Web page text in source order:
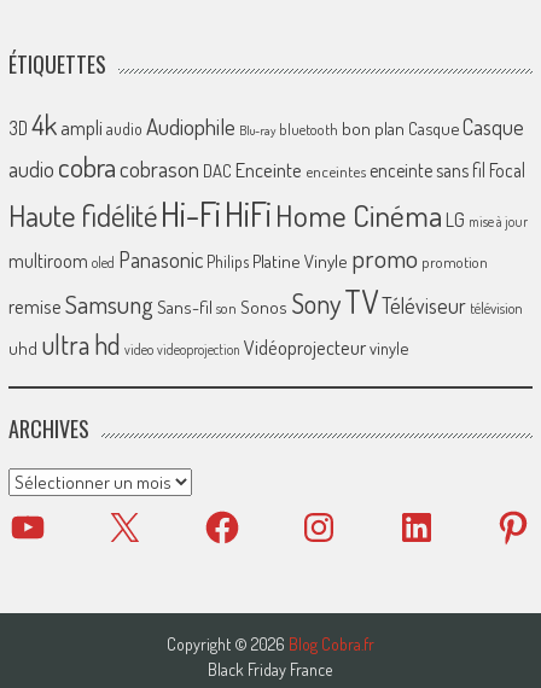
ÉTIQUETTES
3D 4k ampliaudio Audiophile Blu-ray bluetooth bon plan CasqueCasque
audio cobracobrason DAC Enceinte enceintes enceinte sans fil Focal
Haute fidélitéHi-FiHiFiHome Cinéma LG mise à jour
multiroom oled Panasonic Philips Platine Vinyle promo promotion
remiseSamsungSans-fil son Sonos SonyTVTéléviseur télévision
uhd ultra hd video videoprojection Vidéoprojecteurvinyle
ARCHIVES
Archives
YouTube X Facebook Instagram LinkedIn
Copyright © 2026 Blog Cobra.fr
Black Friday France